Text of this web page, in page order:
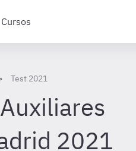
Cursos
Test 2021
2021